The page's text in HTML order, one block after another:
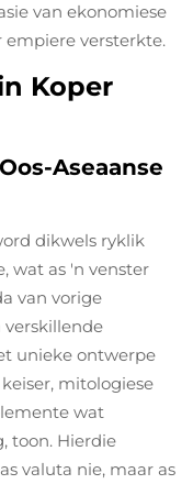
van ekonomiese
empiere versterkte.
Koper
Aseaanse
dikwels ryklik
wat as 'n venster
van vorige
verskillende
unieke ontwerpe
mitologiese
wat
toon. Hierdie
valuta nie, maar as